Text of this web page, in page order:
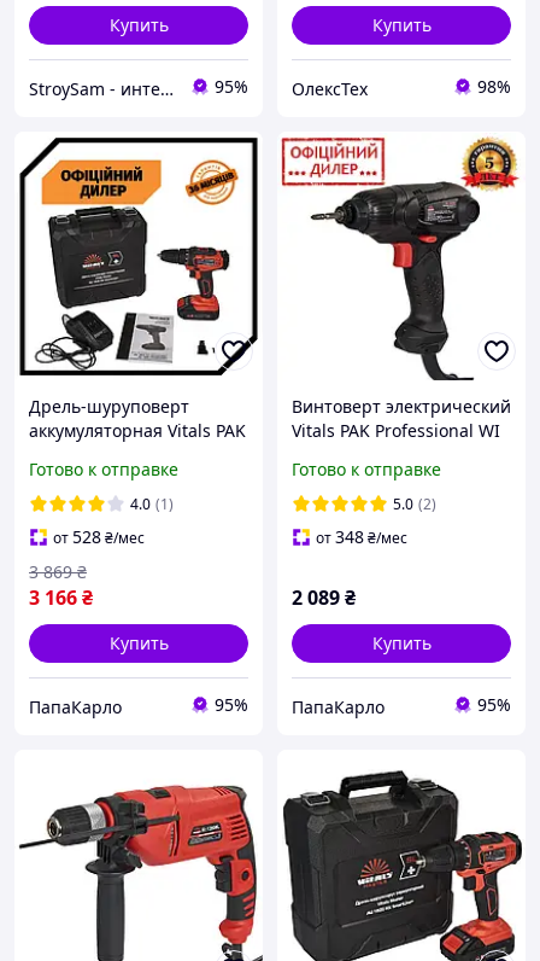
Купить
StroySam - интернет магазин инструментов 95%
Купить
ОлексТех 98%
Дрель-шуруповерт
аккумуляторная Vitals PAK
SmartLine+ (18В, 2 Ач, 25
Нм) для дачи, для дома
Готово к отправке
4.0 (1)
от528₴/мес
3 166₴
3 869 ₴
Купить
ПапаКарло 95%
Винтоверт электрический
Vitals PAK Professional WI
1/4") для дома и дачи
Готово к отправке
5.0 (2)
от348₴/мес
2 089₴
Купить
ПапаКарло 95%